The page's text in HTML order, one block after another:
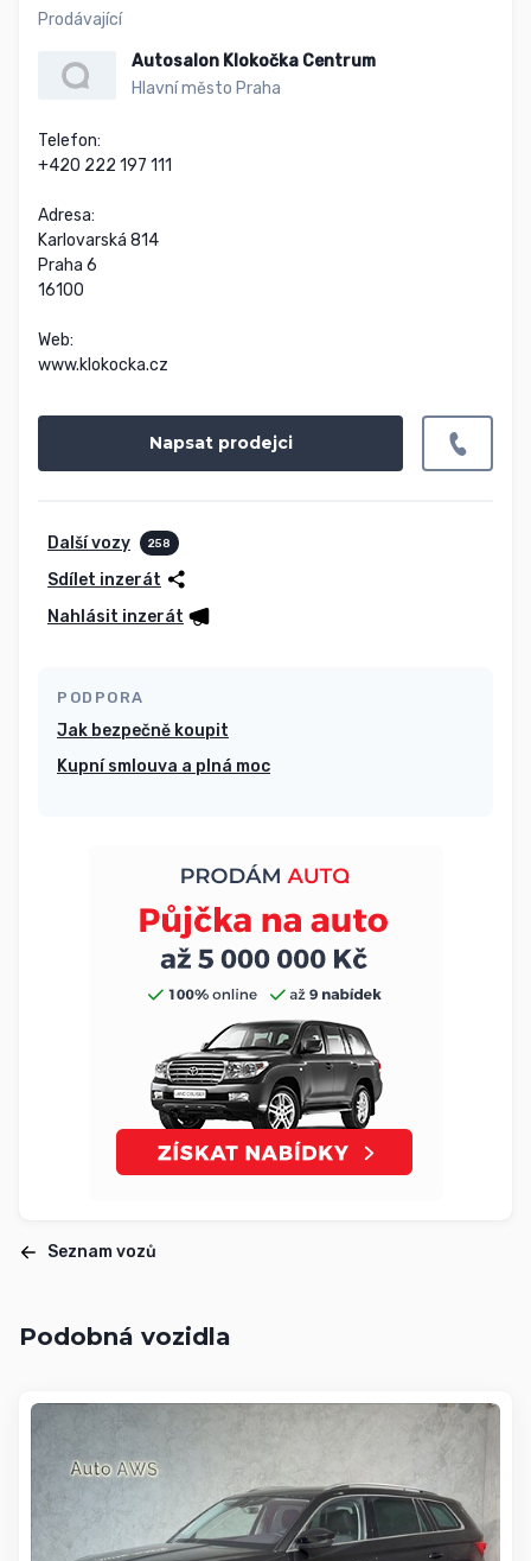
Prodávající
Autosalon Klokočka Centrum
Hlavní město Praha
Telefon:
+420 222 197 111
Adresa:
Karlovarská 814
Praha 6
16100
Web:
www.klokocka.cz
Napsat prodejci
Další vozy 258
Sdílet inzerát
Nahlásit inzerát
PODPORA
Jak bezpečně koupit
Kupní smlouva a plná moc
Seznam vozů
Podobná vozidla